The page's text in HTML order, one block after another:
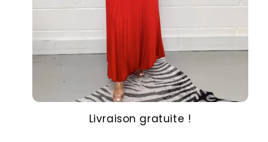
Livraison gratuite !